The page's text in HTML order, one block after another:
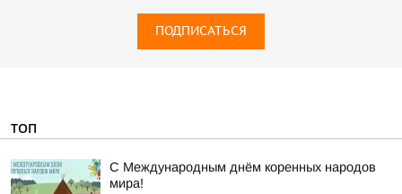
ПОДПИСАТЬСЯ
ТОП
С Международным днём коренных народов
мира!